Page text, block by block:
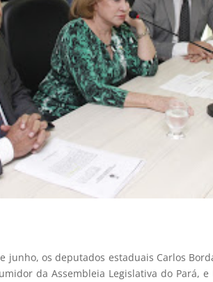
junho, os deputados estaduais Carlos
da Assembleia Legislativa do Pará,